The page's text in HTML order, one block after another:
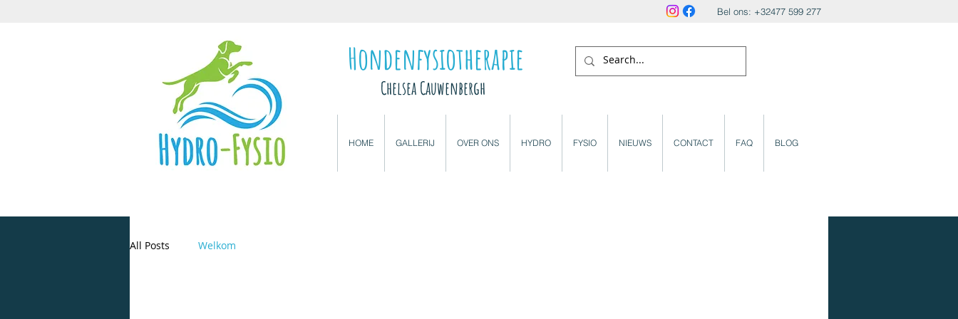
Bel ons: +32477 599 277
Hondenfysiotherapie
Chelsea Cauwenbergh
HOME GALLERIJ OVER ONS HYDRO FYSIO NIEUWS CONTACT FAQ BLOG
All Posts Welkom